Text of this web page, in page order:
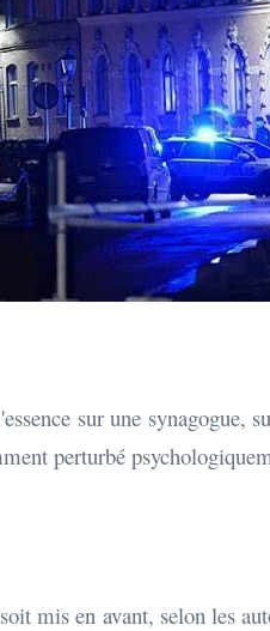
sur une
perturbé
mis en avant, selon les